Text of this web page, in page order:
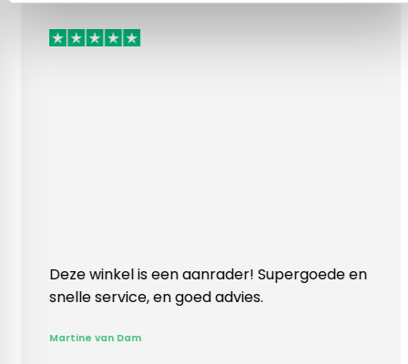
is een aanrader! Supergoede en
en goed advies.
Vlotte